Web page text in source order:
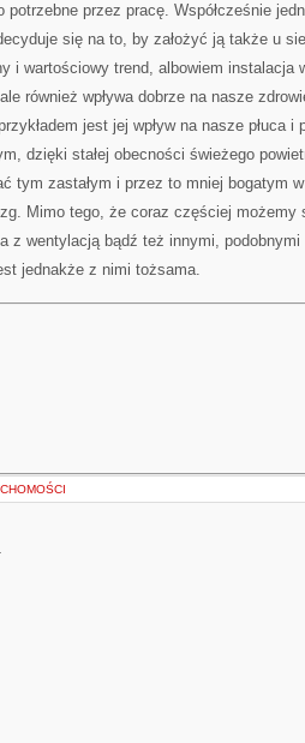
przez pracę. Współcześnie
się na to, by założyć ją także u
i wartościowy trend, albowiem instalacja
również wpływa dobrze na nasze
jest jej wpływ na nasze płuca i
dzięki stałej obecności świeżego
tym zastałym i przez to mniej bogatym
Mimo tego, że coraz częściej
z wentylacją bądź też innymi,
jednakże z nimi tożsama.